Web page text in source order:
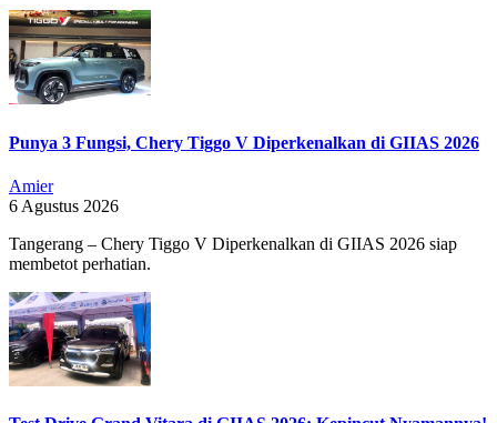
Punya 3 Fungsi, Chery Tiggo V Diperkenalkan di GIIAS 2026
Amier
6 Agustus 2026
Tangerang – Chery Tiggo V Diperkenalkan di GIIAS 2026 siap
membetot perhatian.